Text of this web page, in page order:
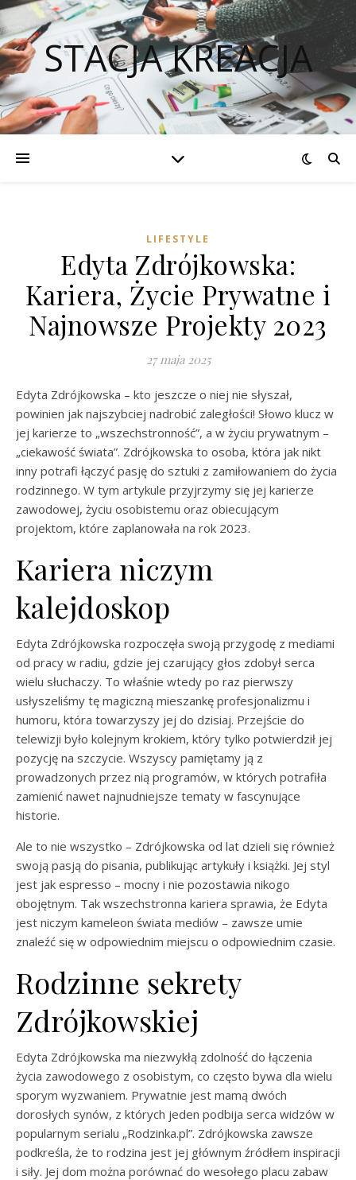
STACJA KREACJA
LIFESTYLE
Edyta Zdrójkowska:
Kariera, Życie Prywatne i
Najnowsze Projekty 2023
27 maja 2025
Edyta Zdrójkowska – kto jeszcze o niej nie słyszał,
powinien jak najszybciej nadrobić zaległości! Słowo klucz w
jej karierze to „wszechstronność”, a w życiu prywatnym –
„ciekawość świata”. Zdrójkowska to osoba, która jak nikt
inny potrafi łączyć pasję do sztuki z zamiłowaniem do życia
rodzinnego. W tym artykule przyjrzymy się jej karierze
zawodowej, życiu osobistemu oraz obiecującym
projektom, które zaplanowała na rok 2023.
Kariera niczym
kalejdoskop
Edyta Zdrójkowska rozpoczęła swoją przygodę z mediami
od pracy w radiu, gdzie jej czarujący głos zdobył serca
wielu słuchaczy. To właśnie wtedy po raz pierwszy
usłyszeliśmy tę magiczną mieszankę profesjonalizmu i
humoru, która towarzyszy jej do dzisiaj. Przejście do
telewizji było kolejnym krokiem, który tylko potwierdził jej
pozycję na szczycie. Wszyscy pamiętamy ją z
prowadzonych przez nią programów, w których potrafiła
zamienić nawet najnudniejsze tematy w fascynujące
historie.
Ale to nie wszystko – Zdrójkowska od lat dzieli się również
swoją pasją do pisania, publikując artykuły i książki. Jej styl
jest jak espresso – mocny i nie pozostawia nikogo
obojętnym. Tak wszechstronna kariera sprawia, że Edyta
jest niczym kameleon świata mediów – zawsze umie
znaleźć się w odpowiednim miejscu o odpowiednim czasie.
Rodzinne sekrety
Zdrójkowskiej
Edyta Zdrójkowska ma niezwykłą zdolność do łączenia
życia zawodowego z osobistym, co często bywa dla wielu
sporym wyzwaniem. Prywatnie jest mamą dwóch
dorosłych synów, z których jeden podbija serca widzów w
popularnym serialu „Rodzinka.pl”. Zdrójkowska zawsze
podkreśla, że to rodzina jest jej głównym źródłem inspiracji
i siły. Jej dom można porównać do wesołego placu zabaw